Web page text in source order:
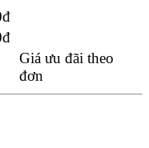
Giá ưu đãi theo
đơn